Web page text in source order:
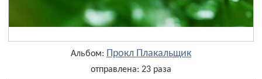
Альбом: Прокл Плакальщик
отправлена: 23 раза